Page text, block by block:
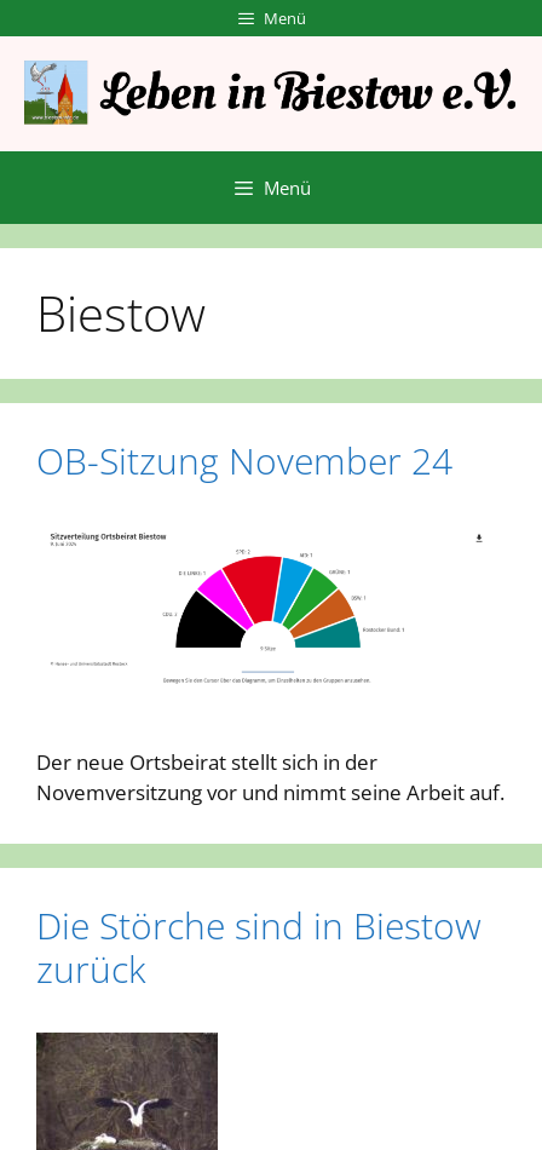
Inhalt
springen
Menü
Menü
Biestow
OB-Sitzung November 24
Der neue Ortsbeirat stellt sich in der
Novemversitzung vor und nimmt seine Arbeit auf.
Die Störche sind in Biestow
zurück